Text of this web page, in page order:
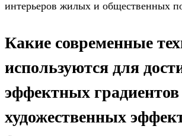
интерьеров жилых и общественных
Какие современные
используются для
эффектных
художественных